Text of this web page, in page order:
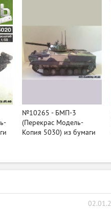
№10265 - БМП-3
(Перекрас Модель-
Копия 5030) из бумаги